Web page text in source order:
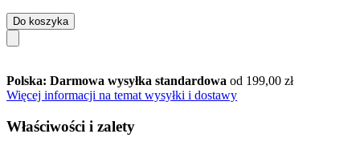
Do koszyka
Polska: Darmowa wysyłka standardowa od 199,00 zł
Więcej informacji na temat wysyłki i dostawy
Właściwości i zalety